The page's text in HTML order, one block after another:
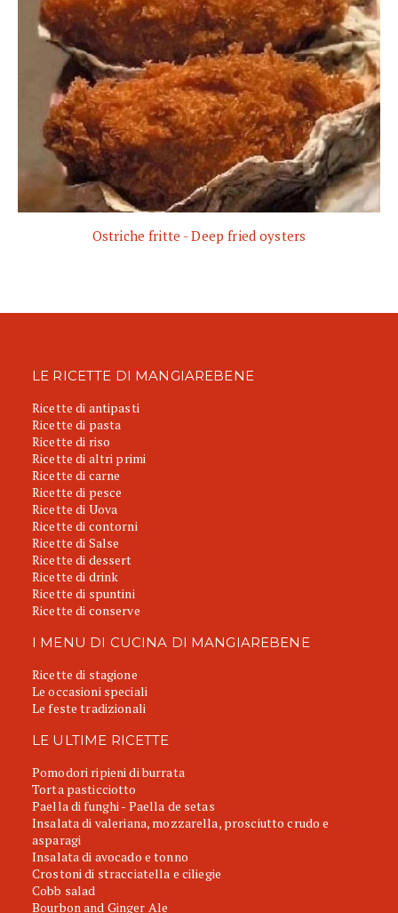
Ostriche fritte - Deep fried oysters
LE RICETTE DI MANGIAREBENE
Ricette di antipasti
Ricette di pasta
Ricette di riso
Ricette di altri primi
Ricette di carne
Ricette di pesce
Ricette di Uova
Ricette di contorni
Ricette di Salse
Ricette di dessert
Ricette di drink
Ricette di spuntini
Ricette di conserve
I MENU DI CUCINA DI MANGIAREBENE
Ricette di stagione
Le occasioni speciali
Le feste tradizionali
LE ULTIME RICETTE
Pomodori ripieni di burrata
Torta pasticciotto
Paella di funghi - Paella de setas
Insalata di valeriana, mozzarella, prosciutto crudo e
asparagi
Insalata di avocado e tonno
Crostoni di stracciatella e ciliegie
Cobb salad
Bourbon and Ginger Ale